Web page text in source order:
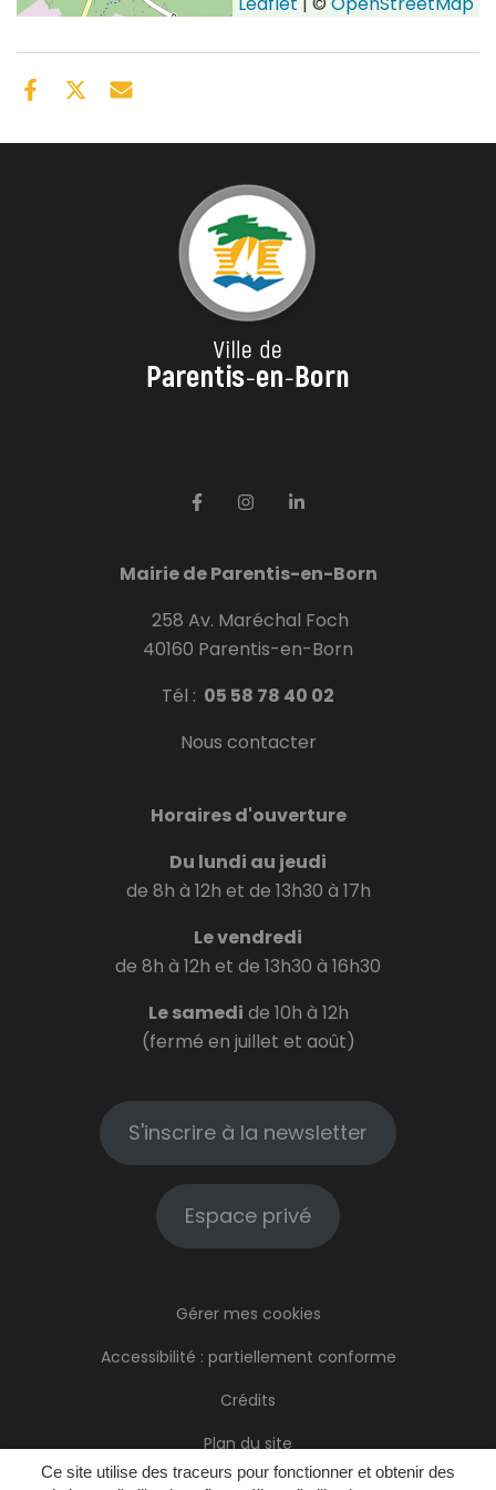
Ce site utilise des traceurs pour fonctionner et obtenir des
Mairie de Parentis-en-Born
258 Av. Maréchal Foch
40160 Parentis-en-Born
Tél : 05 58 78 40 02
Nous contacter
Horaires d'ouverture
Du lundi au jeudi
de 8h à 12h et de 13h30 à 17h
Le vendredi
de 8h à 12h et de 13h30 à 16h30
Le samedi de 10h à 12h
(fermé en juillet et août)
S'inscrire à la newsletter
Espace privé
Gérer mes cookies
Accessibilité : partiellement conforme
Crédits
Plan du site